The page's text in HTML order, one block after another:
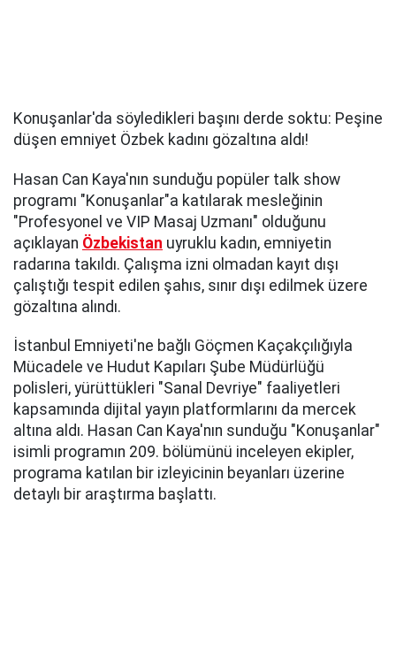
Konuşanlar'da söyledikleri başını derde soktu: Peşine
düşen emniyet Özbek kadını gözaltına aldı!
Hasan Can Kaya'nın sunduğu popüler talk show
programı "Konuşanlar"a katılarak mesleğinin
"Profesyonel ve VIP Masaj Uzmanı" olduğunu
açıklayan Özbekistan uyruklu kadın, emniyetin
radarına takıldı. Çalışma izni olmadan kayıt dışı
çalıştığı tespit edilen şahıs, sınır dışı edilmek üzere
gözaltına alındı.
İstanbul Emniyeti'ne bağlı Göçmen Kaçakçılığıyla
Mücadele ve Hudut Kapıları Şube Müdürlüğü
polisleri, yürüttükleri "Sanal Devriye" faaliyetleri
kapsamında dijital yayın platformlarını da mercek
altına aldı. Hasan Can Kaya'nın sunduğu "Konuşanlar"
isimli programın 209. bölümünü inceleyen ekipler,
programa katılan bir izleyicinin beyanları üzerine
detaylı bir araştırma başlattı.